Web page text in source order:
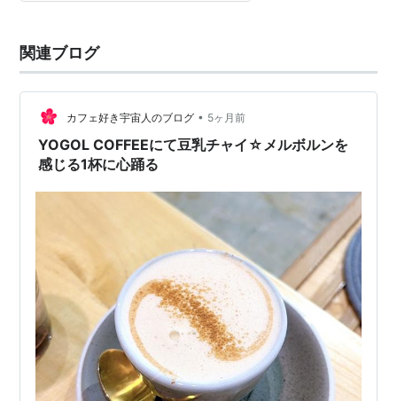
関連ブログ
カフェ好き宇宙人のブログ • 5ヶ月前
YOGOL COFFEEにて豆乳チャイ☆メルボルンを
感じる1杯に心踊る